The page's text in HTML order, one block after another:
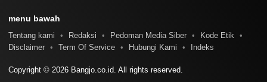
menu bawah
Tentang kami Redaksi Pedoman Media Siber
Kode Etik
Disclaimer
Term Of Service Hubungi Kami Indeks
Copyright © 2026 Bangjo.co.id. All rights reserved.